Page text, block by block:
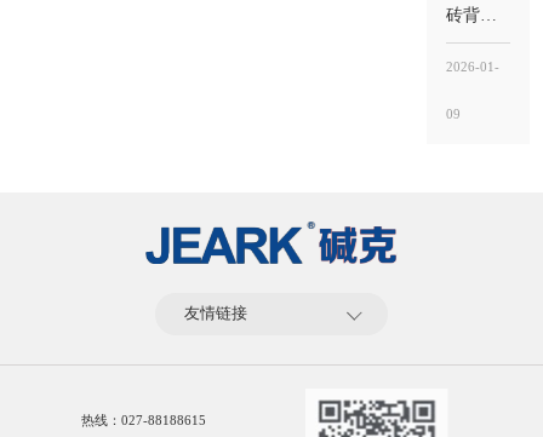
空鼓
砖背胶
好吗？
好不好
头”，而
2026-01-
09
友情链接
热线： 027-88188615